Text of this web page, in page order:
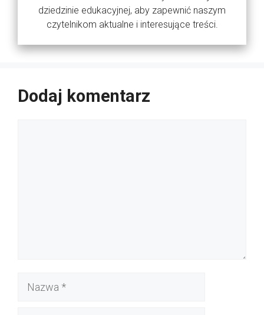
dziedzinie edukacyjnej, aby zapewnić naszym
czytelnikom aktualne i interesujące treści.
Dodaj komentarz
Nazwa